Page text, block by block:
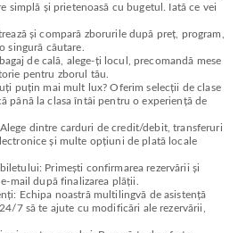
simplă și prietenoasă cu bugetul. Iată ce vei
și compară zborurile după preț, program,
singură căutare.
de cală, alege-ți locul, precomandă mese
pentru zborul tău.
puțin mai mult lux? Oferim selecții de clase
până la clasa întâi pentru o experiență de
dintre carduri de credit/debit, transferuri
și multe opțiuni de plată locale
Primești confirmarea rezervării și
mail după finalizarea plății.
Echipa noastră multilingvă de asistență
7 să te ajute cu modificări ale rezervării,